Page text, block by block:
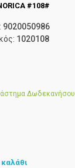
#108#
9020050986
1020108
Δωδεκανήσου